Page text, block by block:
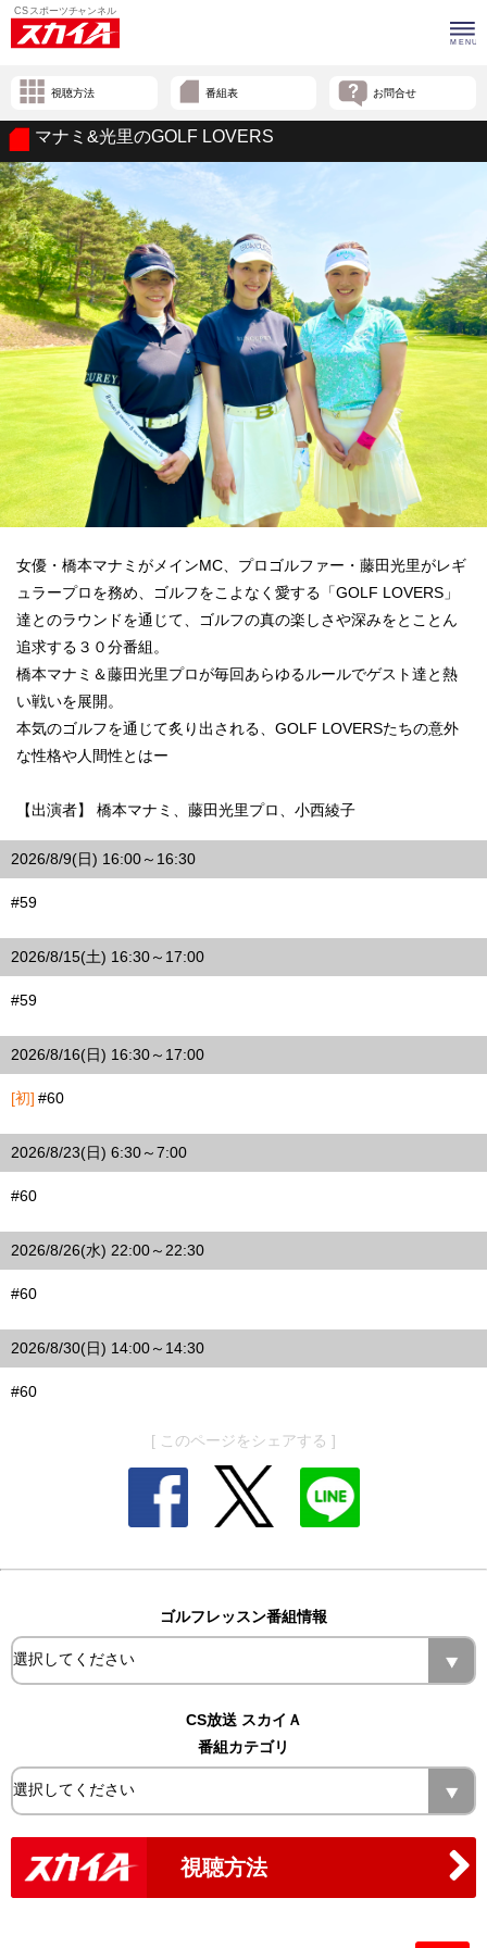
視聴方法 番組表 お問合せ
マナミ&光里のGOLF LOVERS
女優・橋本マナミがメインMC、プロゴルファー・藤田光里がレギ
ュラープロを務め、ゴルフをこよなく愛する「GOLF LOVERS」
達とのラウンドを通じて、ゴルフの真の楽しさや深みをとことん
追求する３０分番組。
橋本マナミ＆藤田光里プロが毎回あらゆるルールでゲスト達と熱
い戦いを展開。
本気のゴルフを通じて炙り出される、GOLF LOVERSたちの意外
な性格や人間性とはー
【出演者】 橋本マナミ、藤田光里プロ、小西綾子
2026/8/9(日) 16:00～16:30
#59
2026/8/15(土) 16:30～17:00
#59
2026/8/16(日) 16:30～17:00
[初] #60
2026/8/23(日) 6:30～7:00
#60
2026/8/26(水) 22:00～22:30
#60
2026/8/30(日) 14:00～14:30
#60
[ このページをシェアする ]
ゴルフレッスン番組情報
CS放送 スカイＡ
番組カテゴリ
視聴方法